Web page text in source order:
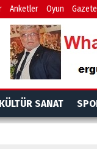
Anketler Oyun
KÜLTÜR SANAT